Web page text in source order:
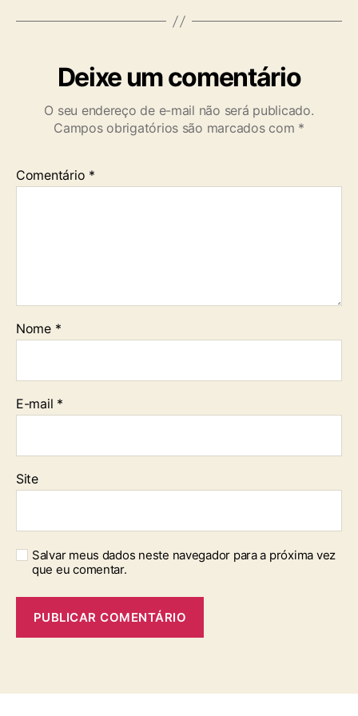
Deixe um comentário
O seu endereço de e-mail não será publicado.
Campos obrigatórios são marcados com *
Comentário *
Nome *
E-mail *
Site
Salvar meus dados neste navegador para a próxima vez
que eu comentar.